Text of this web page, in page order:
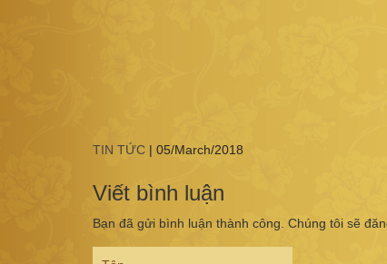
TIN TỨC | 05/March/2018
Viết bình luận
Bạn đã gửi bình luận thành công. Chúng tôi sẽ